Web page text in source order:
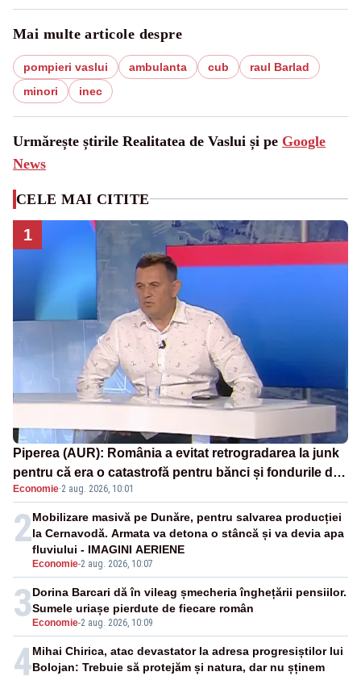
Mai multe articole despre
pompieri vaslui ambulanta cub
raul Barlad
minori
inec
Urmărește știrile Realitatea de Vaslui și pe Google
News
CELE MAI CITITE
1
Piperea (AUR): România a evitat retrogradarea la junk
pentru că era o catastrofă pentru bănci și fondurile de
pensii
Economie·2 aug. 2026, 10:01
2
Economie-2 aug. 2026, 10:07
Mobilizare masivă pe Dunăre, pentru salvarea producției
la Cernavodă. Armata va detona o stâncă și va devia apa
fluviului - IMAGINI AERIENE
3 Economie-2 aug. 2026, 10:09
Dorina Barcari dă în vileag șmecheria înghețării pensiilor.
Sumele uriașe pierdute de fiecare român
4Mihai Chirica, atac devastator la adresa progresiștilor lui
Bolojan: Trebuie să protejăm și natura, dar nu șținem